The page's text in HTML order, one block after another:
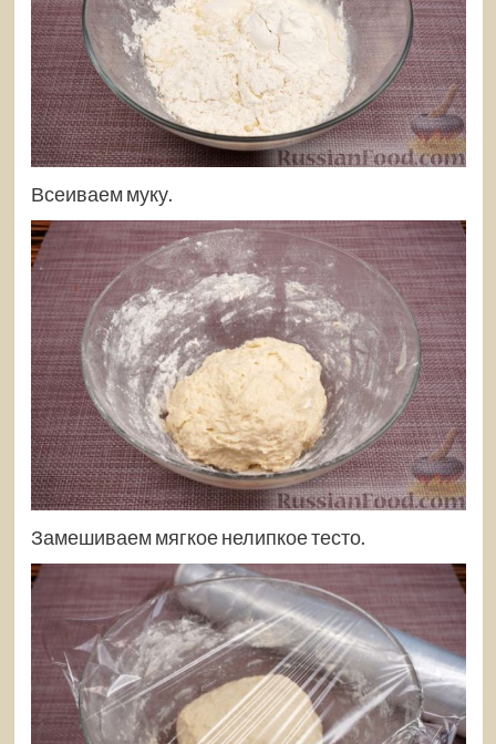
Всеиваем муку.
Замешиваем мягкое нелипкое тесто.